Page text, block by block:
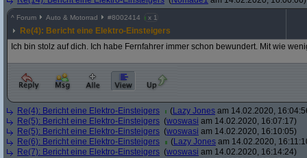
^ Forum Auto & Motorrad #8002414 x 1
Re(4): Bericht eine Elektro-Einsteigers
Ich bin stolz auf dich. Ich habe Fernfahrer immer schon bewundert. Mit wie
Re(4): Bericht eine Elektro-Einsteigers (Lazy Jones am 14.02.2020,
Re(5): Bericht eine Elektro-Einsteigers (woswasi am 14.02.2020, 16:07:17)
Re(5): Bericht eine Elektro-Einsteigers (woswasi am 14.02.2020, 16:10:05)
Re(6): Bericht eine Elektro-Einsteigers
(Lazy Jones am 14.02.2020,
Re(7): Bericht eine Elektro-Einsteigers (woswasi am 14.02.2020, 16:14:24)